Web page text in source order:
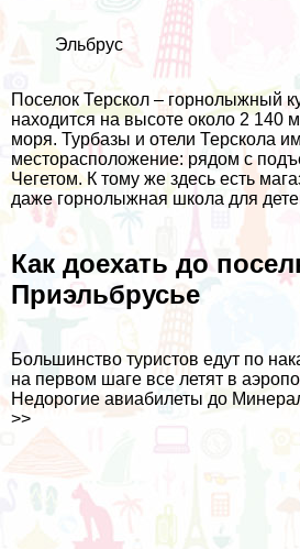
Эльбрус
Поселок Терскол – горнолыжный
находится на высоте около 2 140
моря. Турбазы и отели Терскола
месторасположение: рядом с
Чегетом. К тому же здесь есть
даже горнолыжная школа для
Как доехать до
Приэльбрусье
Большинство туристов едут по
на первом шаге все летят в
Недорогие авиабилеты до
>>